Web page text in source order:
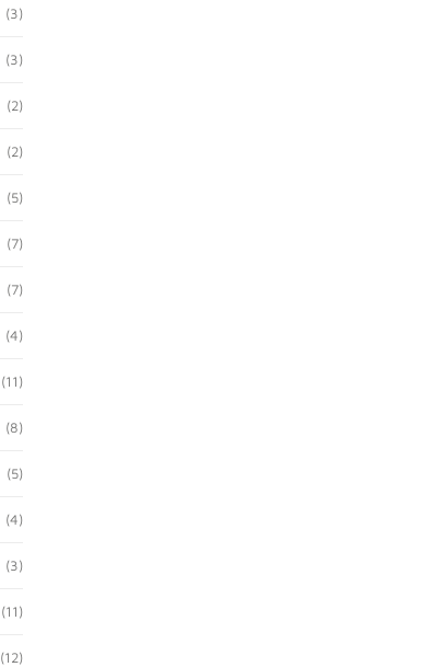
(3)
(3)
(2)
(2)
(5)
(7)
(7)
(4)
(11)
(8)
(5)
(4)
(3)
(11)
(12)